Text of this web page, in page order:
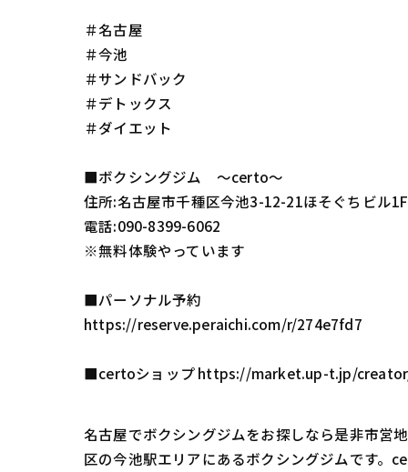
＃名古屋
＃今池
＃サンドバック
＃デトックス
＃ダイエット
■ボクシングジム 〜certo〜
住所:名古屋市千種区今池3-12-21ほそぐちビル1F
電話:090-8399-6062
※無料体験やっています
■パーソナル予約
https://reserve.peraichi.com/r/274e7fd7
■certoショップ https://market.up-t.jp/
名古屋でボクシングジムをお探しなら是非市営
区の今池駅エリアにあるボクシングジムです。